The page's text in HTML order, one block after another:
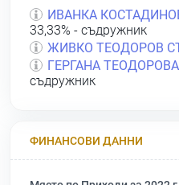
ИВАНКА
33,33% - съдружник
ЖИВКО ТЕОДОРОВ
ГЕРГАНА
съдружник
ФИНАНСОВИ ДАННИ